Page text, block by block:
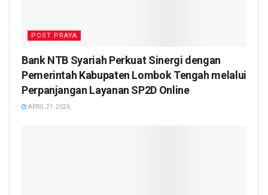
POST PRAYA
Bank NTB Syariah Perkuat Sinergi dengan
Pemerintah Kabupaten Lombok Tengah melalui
Perpanjangan Layanan SP2D Online
APRIL 21, 2026